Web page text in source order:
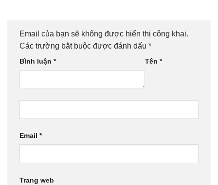
Email của bạn sẽ không được hiển thị công khai.
Các trường bắt buộc được đánh dấu *
Bình luận * Tên *
Email *
Trang web